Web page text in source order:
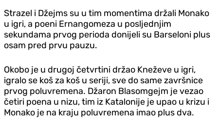
Strazel i Džejms su u tim momentima držali Monako
u igri, a poeni Ernangomeza u posljednjim
sekundama prvog perioda donijeli su Barseloni plus
osam pred prvu pauzu.
Okobo je u drugoj četvrtini držao Kneževe u igri,
igralo se koš za koš u seriji, sve do same završnice
prvog poluvremena. Džaron Blasomgejm je vezao
četiri poena u nizu, tim iz Katalonije je upao u krizu i
Monako je na kraju poluvremena imao plus dva.